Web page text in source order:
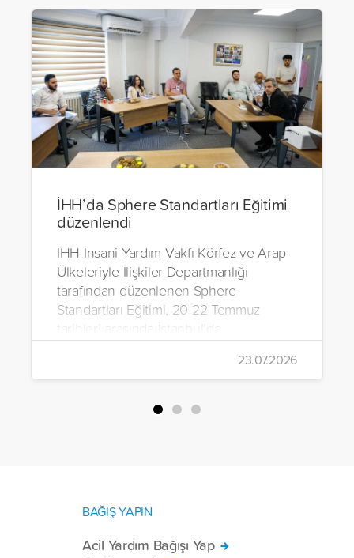
İHH’da Sphere Standartları Eğitimi
düzenlendi
İHH İnsani Yardım Vakfı Körfez ve Arap
Ülkeleriyle İlişkiler Departmanlığı
tarafından düzenlenen Sphere
Standartları Eğitimi, 20-22 Temmuz
gerçekleştirildi.
23.07.2026
BAĞIŞ YAPIN
Acil Yardım Bağışı Yap